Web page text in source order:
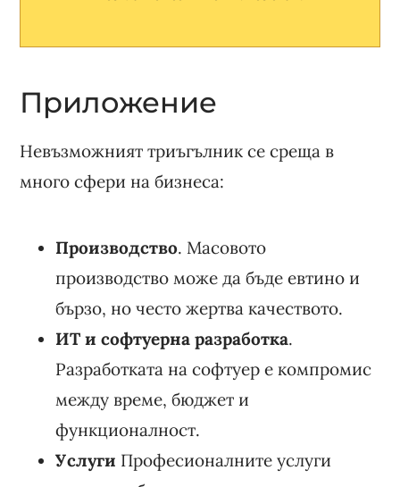
Приложение
Невъзможният триъгълник се среща в
много сфери на бизнеса:
Производство. Масовото
производство може да бъде евтино и
бързо, но често жертва качеството.
ИТ и софтуерна разработка.
Разработката на софтуер е компромис
между време, бюджет и
функционалност.
Услуги Професионалните услуги